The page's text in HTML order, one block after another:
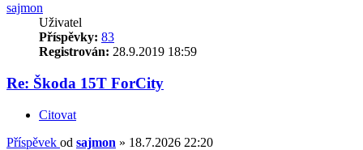
sajmon
Uživatel
Příspěvky: 83
Registrován: 28.9.2019 18:59
Re: Škoda 15T ForCity
Citovat
Příspěvek od sajmon » 18.7.2026 22:20